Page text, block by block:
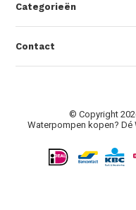
Categorieën
Contact
© Copyright
Waterpompen kopen?